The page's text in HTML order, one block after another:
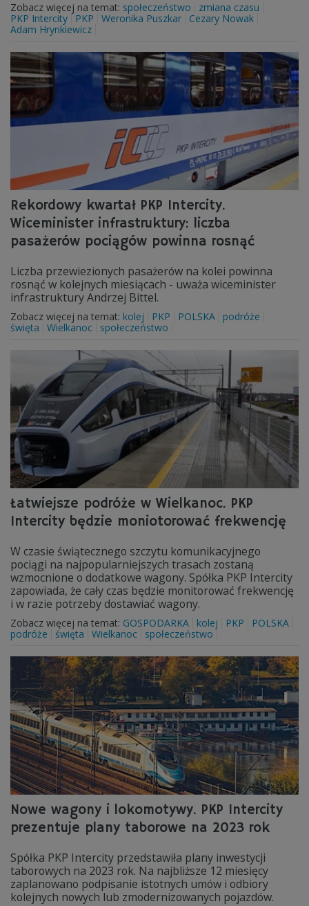
Zobacz więcej na temat: społeczeństwo
zmiana czasu
PKP Intercity
PKP Weronika Puszkar
Cezary Nowak
Adam Hrynkiewicz
Rekordowy kwartał PKP Intercity.
Wiceminister infrastruktury: liczba
pasażerów pociągów powinna rosnąć
Liczba przewiezionych pasażerów na kolei powinna
rosnąć w kolejnych miesiącach - uważa wiceminister
infrastruktury Andrzej Bittel.
Zobacz więcej na temat: kolej PKP POLSKA
podróże
święta
Wielkanoc społeczeństwo
Łatwiejsze podróże w Wielkanoc. PKP
Intercity będzie moniotorować frekwencję
W czasie świątecznego szczytu komunikacyjnego
pociągi na najpopularniejszych trasach zostaną
wzmocnione o dodatkowe wagony. Spółka PKP Intercity
zapowiada, że cały czas będzie monitorować frekwencję
i w razie potrzeby dostawiać wagony.
Zobacz więcej na temat: GOSPODARKA kolej PKP
POLSKA
podróże
święta Wielkanoc społeczeństwo
Nowe wagony i lokomotywy. PKP Intercity
prezentuje plany taborowe na 2023 rok
Spółka PKP Intercity przedstawiła plany inwestycji
taborowych na 2023 rok. Na najbliższe 12 miesięcy
zaplanowano podpisanie istotnych umów i odbiory
kolejnych nowych lub zmodernizowanych pojazdów.